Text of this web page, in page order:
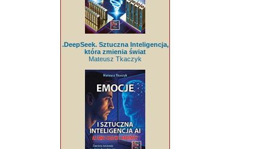
.DeepSeek. Sztuczna Inteligencja,
która zmienia świat
Mateusz Tkaczyk